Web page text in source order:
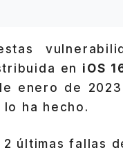
en iOS
enero de
ha hecho.
2 últimas fallas